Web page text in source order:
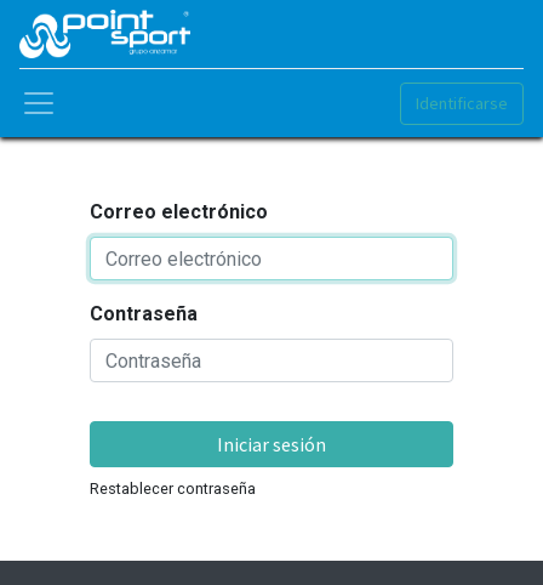
Identificarse
Correo electrónico
Contraseña
Iniciar sesión
Restablecer contraseña